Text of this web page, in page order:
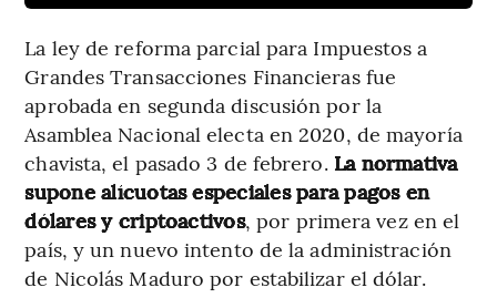
La ley de reforma parcial para Impuestos a
Grandes Transacciones Financieras fue
aprobada en segunda discusión por la
Asamblea Nacional electa en 2020, de mayoría
chavista, el pasado 3 de febrero. La normativa
supone alícuotas especiales para pagos en
dólares y criptoactivos, por primera vez en el
país, y un nuevo intento de la administración
de Nicolás Maduro por estabilizar el dólar.